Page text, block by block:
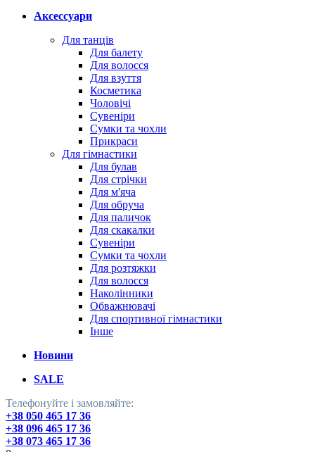
Аксессуари
Для танців
Для балету
Для волосся
Для взуття
Косметика
Чоловічі
Сувеніри
Сумки та чохли
Прикраси
Для гімнастики
Для булав
Для стрічки
Для м'яча
Для обруча
Для паличок
Для скакалки
Сувеніри
Сумки та чохли
Для розтяжки
Для волосся
Наколінники
Обважнювачі
Для спортивної гімнастики
Інше
Новини
SALE
Телефонуйте і замовляйте:
+38 050 465 17 36
+38 096 465 17 36
+38 073 465 17 36